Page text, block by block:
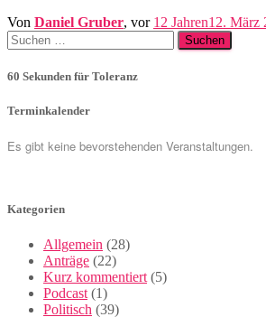
Von Daniel Gruber, vor 12 Jahren12. März
Suchen
nach:
60 Sekunden für Toleranz
Terminkalender
Es gibt keine bevorstehenden Veranstaltungen.
Kategorien
Allgemein (28)
Anträge (22)
Kurz kommentiert (5)
Podcast (1)
Politisch (39)